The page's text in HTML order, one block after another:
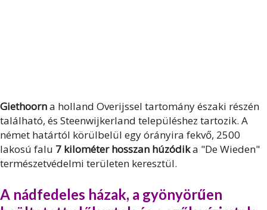
Giethoorna holland Overijssel tartomány északi részén
található, és Steenwijkerland településhez tartozik. A
német határtól körülbelül egy órányira fekvő, 2500
lakosú falu 7 kilométer hosszan húzódika "De Wieden"
természetvédelmi területen keresztül.
A nádfedeles házak, a gyönyörűen